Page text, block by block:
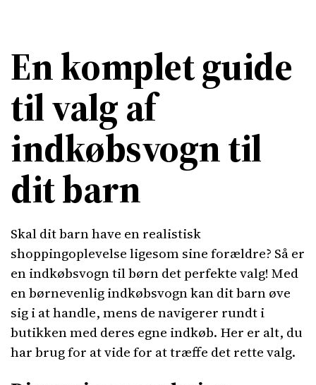
En komplet guide
til valg af
indkøbsvogn til
dit barn
Skal dit barn have en realistisk
shoppingoplevelse ligesom sine forældre? Så er
en indkøbsvogn til børn det perfekte valg! Med
en børnevenlig indkøbsvogn kan dit barn øve
sig i at handle, mens de navigerer rundt i
butikken med deres egne indkøb. Her er alt, du
har brug for at vide for at træffe det rette valg.